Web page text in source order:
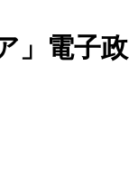
」電子政